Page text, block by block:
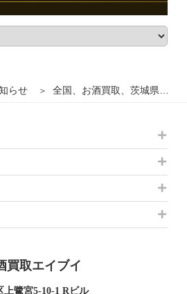
らせ 全国、お酒買取、茨城県、栃木県、群馬県
買取エイブイ
上鷺宮5-10-1 Rビル